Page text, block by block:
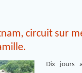
circuit sur
Dix jours